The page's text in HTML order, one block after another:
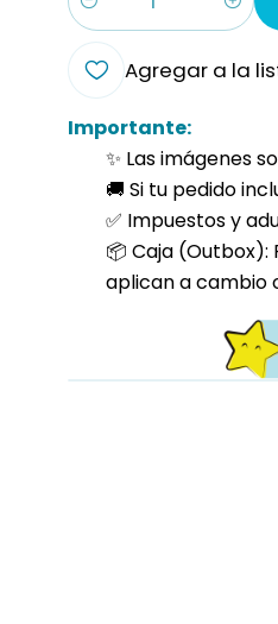
Cantidad
Agregar a la
Importante:
✨ Las imágenes
🚚 Si tu pedido
✅ Impuestos y
📦 Caja
aplican a cambio